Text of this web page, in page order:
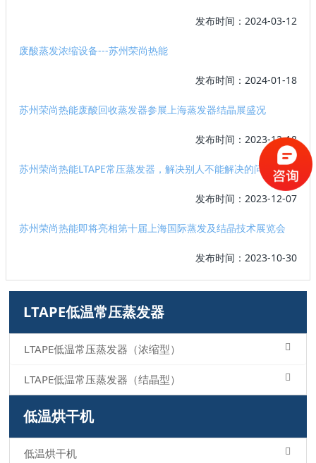
发布时间：2024-03-12
废酸蒸发浓缩设备---苏州荣尚热能
发布时间：2024-01-18
苏州荣尚热能废酸回收蒸发器参展上海蒸发器结晶展盛况
发布时间：2023-12-18
苏州荣尚热能LTAPE常压蒸发器，解决别人不能解决的问题
发布时间：2023-12-07
苏州荣尚热能即将亮相第十届上海国际蒸发及结晶技术展览会
发布时间：2023-10-30
LTAPE低温常压蒸发器
LTAPE低温常压蒸发器（浓缩型）
LTAPE低温常压蒸发器（结晶型）
低温烘干机
低温烘干机